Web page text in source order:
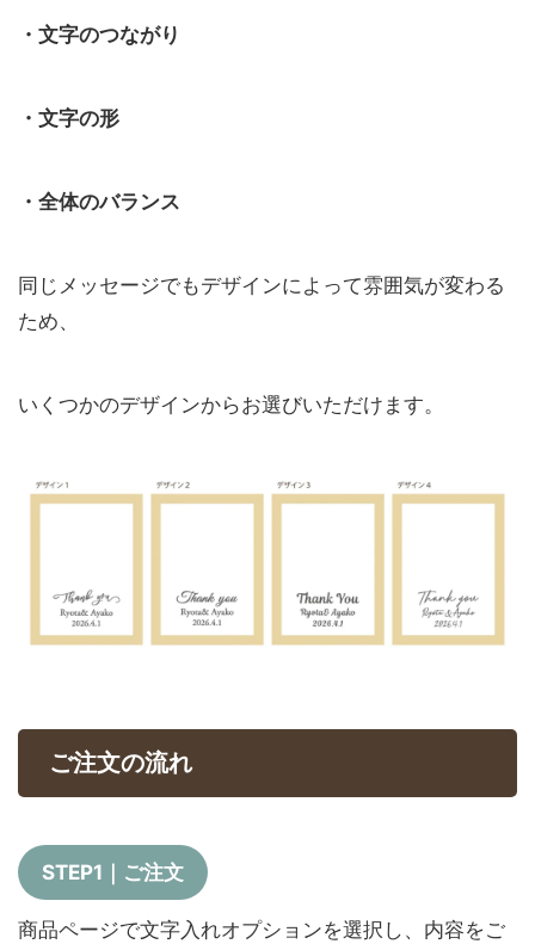
・文字のつながり
・文字の形
・全体のバランス
同じメッセージでもデザインによって雰囲気が変わる
ため、
いくつかのデザインからお選びいただけます。
ご注文の流れ
STEP1｜ご注文
商品ページで文字入れオプションを選択し、内容をご